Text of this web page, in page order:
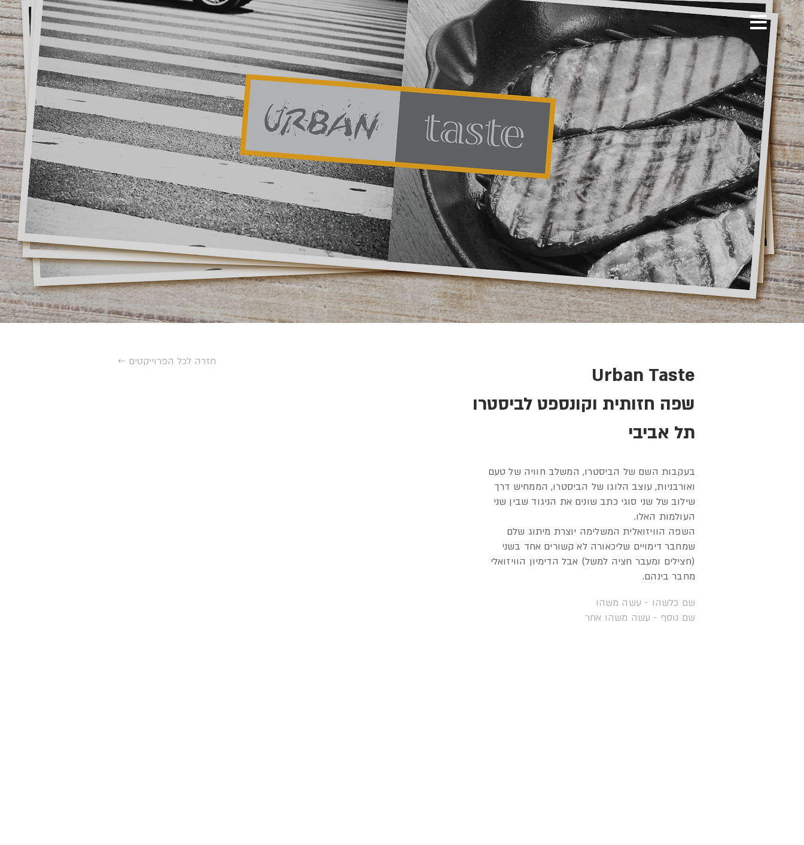
← חזרה לכל הפרוייקטים
Urban Taste
שפה חזותית וקונספט לביסטרו
תל אביבי
בעקבות השם של הביסטרו, המשלב חוויה של טעם
ואורבניות, עוצב הלוגו של הביסטרו, הממחיש דרך
שילוב של שני סוגי כתב שונים את הניגוד שבין שני
העולמות האלו.
השפה הוויזואלית המשלימה יוצרת מיתוג שלם
שמחבר דימויים שליכאורה לא קשורים אחד בשני
(חצילים ומעבר חציה למשל) אבל הדימיון הוויזואלי
מחבר בינהם.
שם כלשהו - עשה משהו
שם נוסף - עשה משהו אחר